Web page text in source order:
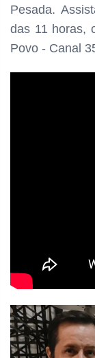
Pesada.
das 11 horas,
Povo - Canal